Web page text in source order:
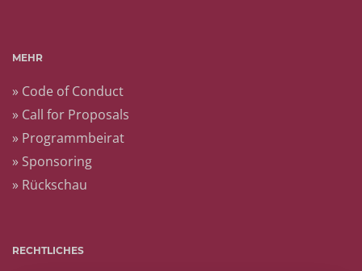
MEHR
» Code of Conduct
» Call for Proposals
» Programmbeirat
» Sponsoring
» Rückschau
RECHTLICHES